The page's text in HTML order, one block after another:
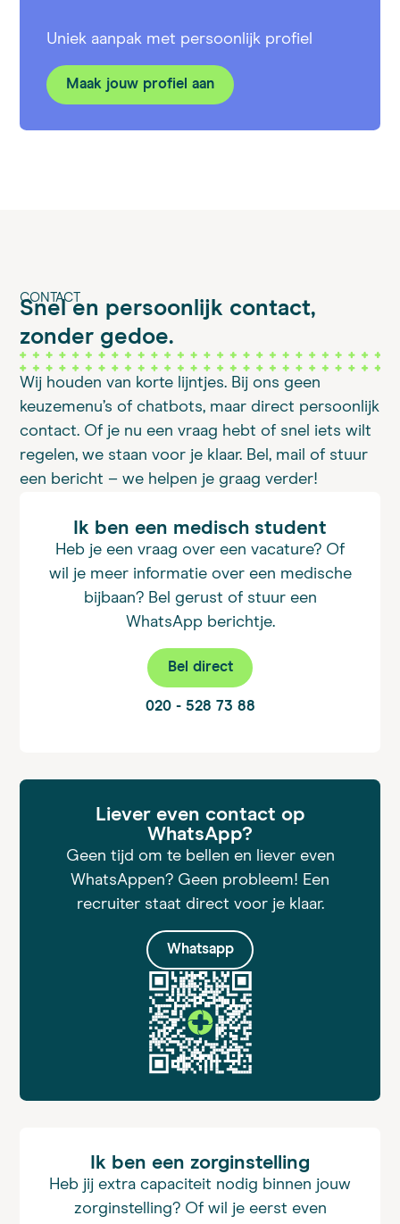
Uniek aanpak met persoonlijk profiel
Maak jouw profiel aan
CONTACT
Snel en persoonlijk contact,
zonder gedoe.
Wij houden van korte lijntjes. Bij ons geen
keuzemenu’s of chatbots, maar direct persoonlijk
contact. Of je nu een vraag hebt of snel iets wilt
regelen, we staan voor je klaar. Bel, mail of stuur
een bericht – we helpen je graag verder!
Ik ben een medisch student
Heb je een vraag over een vacature? Of
wil je meer informatie over een medische
bijbaan? Bel gerust of stuur een
WhatsApp berichtje.
Bel direct
020 - 528 73 88
Liever even contact op
WhatsApp?
Geen tijd om te bellen en liever even
WhatsAppen? Geen probleem! Een
recruiter staat direct voor je klaar.
Whatsapp
Ik ben een zorginstelling
Heb jij extra capaciteit nodig binnen jouw
zorginstelling? Of wil je eerst even